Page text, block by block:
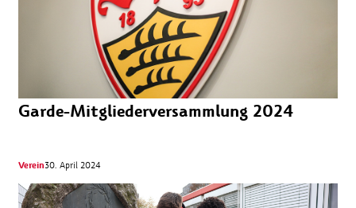
Garde-Mitgliederversammlung 2024
Verein30. April 2024